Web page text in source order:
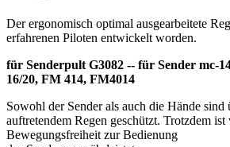
Der ergonomisch optimal ausgearbeitete
erfahrenen Piloten entwickelt worden.
für Senderpult G3082 -- für Sender mc-
16/20, FM 414, FM4014
Sowohl der Sender als auch die Hände sind
auftretendem Regen geschützt. Trotzdem ist
Bewegungsfreiheit zur Bedienung